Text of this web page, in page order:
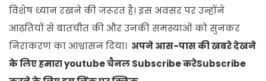
विशेष ध्यान रखने की जरूरत है। इस अवसर पर उन्होंने
आढ़तियों से बातचीत की और उनकी समस्याओं को सुनकर
निराकरण का आश्वासन दिया। अपने आस-पास की खबरे देखने
के लिए हमारा youtube चैनल Subscribe करेSubscribe